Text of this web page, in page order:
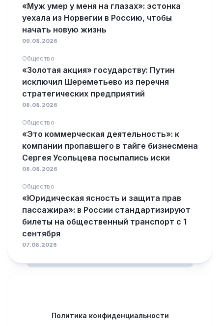
«Муж умер у меня на глазах»: эстонка
уехала из Норвегии в Россию, чтобы
начать новую жизнь
09.08.2026
Общество
«Золотая акция» государству: Путин
исключил Шереметьево из перечня
стратегических предприятий
08.08.2026
Общество
«Это коммерческая деятельность»: к
компании пропавшего в тайге бизнесмена
Сергея Усольцева посыпались иски
08.08.2026
Общество
«Юридическая ясность и защита прав
пассажира»: в России стандартизируют
билеты на общественный транспорт с 1
сентября
07.08.2026
Политика конфиденциальности